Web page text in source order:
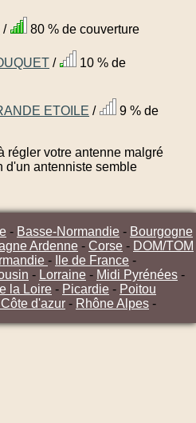
/ 80 % de couverture
/
10 % de
ETOILE /
9 % de
régler votre antenne malgré
d'un antenniste semble
- Basse-Normandie - Bourgogne
Ardenne - Corse - DOM/TOM
- Ile de France -
- Lorraine - Midi Pyrénées -
la Loire - Picardie - Poitou
d'azur - Rhône Alpes -